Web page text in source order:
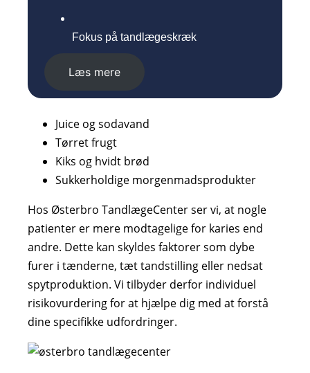
Fokus på tandlægeskræk
Læs mere
Juice og sodavand
Tørret frugt
Kiks og hvidt brød
Sukkerholdige morgenmadsprodukter
Hos Østerbro TandlægeCenter ser vi, at nogle
patienter er mere modtagelige for karies end
andre. Dette kan skyldes faktorer som dybe
furer i tænderne, tæt tandstilling eller nedsat
spytproduktion. Vi tilbyder derfor individuel
risikovurdering for at hjælpe dig med at forstå
dine specifikke udfordringer.